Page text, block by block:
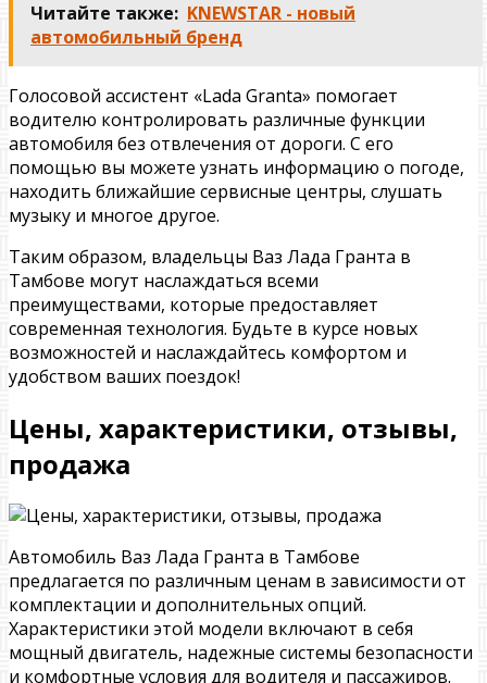
Читайте также: KNEWSTAR - новый
автомобильный бренд
Голосовой ассистент «Lada Granta» помогает
водителю контролировать различные функции
автомобиля без отвлечения от дороги. С его
помощью вы можете узнать информацию о погоде,
находить ближайшие сервисные центры, слушать
музыку и многое другое.
Таким образом, владельцы Ваз Лада Гранта в
Тамбове могут наслаждаться всеми
преимуществами, которые предоставляет
современная технология. Будьте в курсе новых
возможностей и наслаждайтесь комфортом и
удобством ваших поездок!
Цены, характеристики, отзывы,
продажа
Автомобиль Ваз Лада Гранта в Тамбове
предлагается по различным ценам в зависимости от
комплектации и дополнительных опций.
Характеристики этой модели включают в себя
мощный двигатель, надежные системы безопасности
и комфортные условия для водителя и пассажиров.